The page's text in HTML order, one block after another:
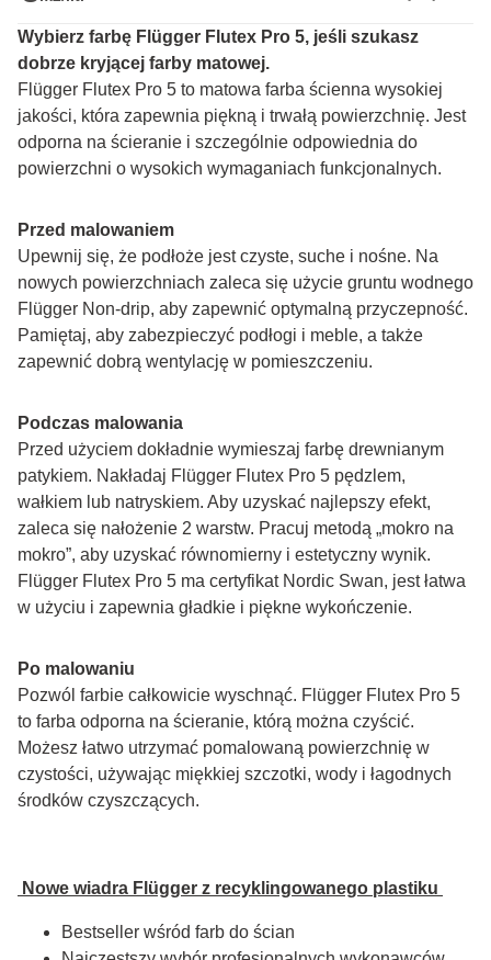
Wybierz farbę Flügger Flutex Pro 5, jeśli szukasz
dobrze kryjącej farby matowej.
Flügger Flutex Pro 5 to matowa farba ścienna wysokiej
jakości, która zapewnia piękną i trwałą powierzchnię. Jest
odporna na ścieranie i szczególnie odpowiednia do
powierzchni o wysokich wymaganiach funkcjonalnych.
Przed malowaniem
Upewnij się, że podłoże jest czyste, suche i nośne. Na
nowych powierzchniach zaleca się użycie gruntu wodnego
Flügger Non-drip, aby zapewnić optymalną przyczepność.
Pamiętaj, aby zabezpieczyć podłogi i meble, a także
zapewnić dobrą wentylację w pomieszczeniu.
Podczas malowania
Przed użyciem dokładnie wymieszaj farbę drewnianym
patykiem. Nakładaj Flügger Flutex Pro 5 pędzlem,
wałkiem lub natryskiem. Aby uzyskać najlepszy efekt,
zaleca się nałożenie 2 warstw. Pracuj metodą „mokro na
mokro”, aby uzyskać równomierny i estetyczny wynik.
Flügger Flutex Pro 5 ma certyfikat Nordic Swan, jest łatwa
w użyciu i zapewnia gładkie i piękne wykończenie.
Po malowaniu
Pozwól farbie całkowicie wyschnąć. Flügger Flutex Pro 5
to farba odporna na ścieranie, którą można czyścić.
Możesz łatwo utrzymać pomalowaną powierzchnię w
czystości, używając miękkiej szczotki, wody i łagodnych
środków czyszczących.
Nowe wiadra Flügger z recyklingowanego plastiku
Bestseller wśród farb do ścian